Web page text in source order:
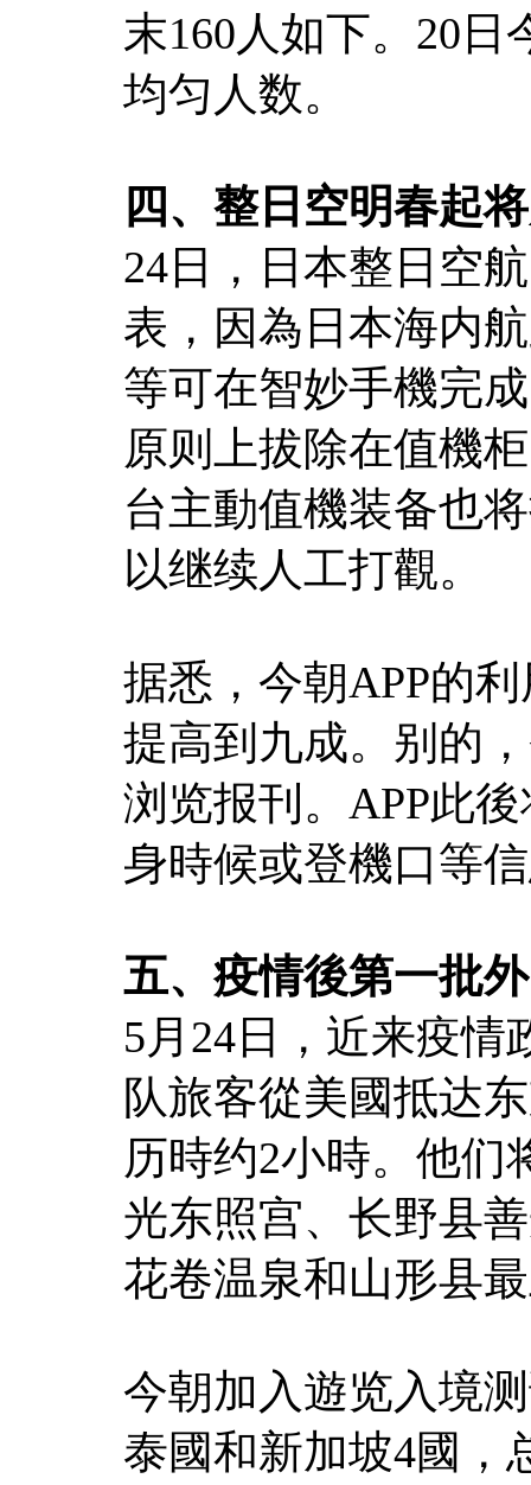
末160人如下。20
均匀人数。
四、整日空明春起
24日，日本整日空
表，因為日本海内
等可在智妙手機完
原则上拔除在值機
台主動值機装备也
以继续人工打觀。
据悉，今朝APP的
提高到九成。别的
浏览报刊。APP此
身時候或登機口等
五、疫情後第一批
5月24日，近来疫情
队旅客從美國抵达
历時约2小時。他们
光东照宫、长野县
花卷温泉和山形县
今朝加入遊览入境
泰國和新加坡4國，